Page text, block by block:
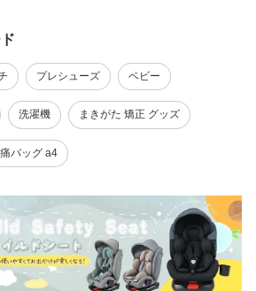
キャリーオン機能
プレシューズ ベビー
洗濯機 まきがた 矯正 グッズ
痛バッグ a4